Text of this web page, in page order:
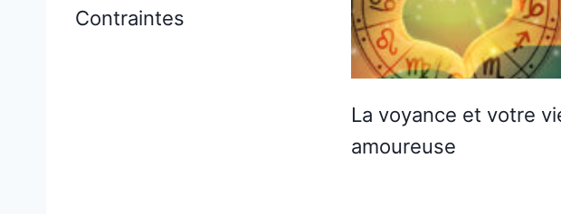
Contraintes
La voyance et votre
amoureuse